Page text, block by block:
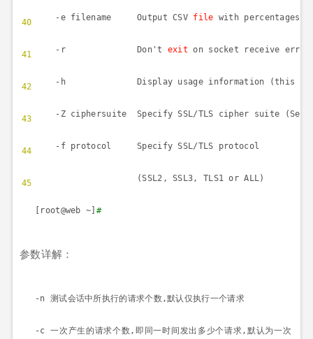
40
41
42
43
44
45
-e filename Output CSV file with
-r Don't exit on socket receive
-h Display usage information (this
-Z ciphersuite Specify SSL/TLS cipher suite
-f protocol Specify SSL/TLS protocol
(SSL2, SSL3, TLS1 or ALL)
[root@web ~] #
参数详解：
-n 测试会话中所执行的请求个数,默认仅执行一个请求
-c一次产生的请求个数, 即同一时间发出多少个请求, 默认为一次